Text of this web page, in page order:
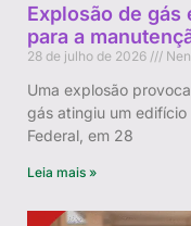
Explosão de
para a
28 de julho de 2026
Uma explosão
gás atingiu um
Federal, em 28
Leia mais »